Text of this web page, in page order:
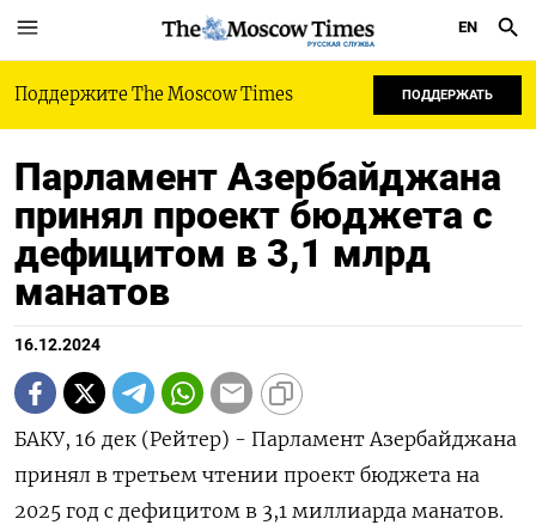
РУССКАЯ СЛУЖБА
EN
Поддержите The Moscow Times ПОДДЕРЖАТЬ
Парламент Азербайджана
принял проект бюджета с
дефицитом в 3,1 млрд
манатов
16.12.2024
БАКУ, 16 дек (Рейтер) - Парламент Азербайджана
принял в третьем чтении проект бюджета на
2025 год с дефицитом в 3,1 миллиарда манатов.